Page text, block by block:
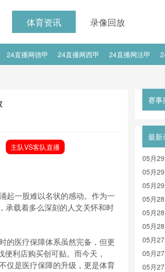
体育资讯 录像回放
24直播网德甲 24直播网西甲 24直播网法甲
国足世预赛
主队VS客队直播
起一股难以名状的感动。作为一
承载着多么深刻的人文关怀和时
的医疗保障体系虽然完备，但更
利店购买创可贴。而今天，
仅是医疗保障的升级，更是体育
赛事
最新
05月
05月
05月
05月
科斯vs
05月
05月
05月
05月
录像
05月